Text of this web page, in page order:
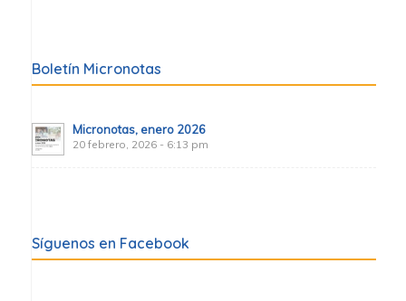
Boletín Micronotas
Micronotas, enero 2026
20 febrero, 2026 - 6:13 pm
Síguenos en Facebook